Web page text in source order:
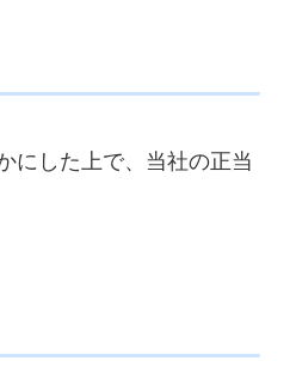
にした上で、当社の正当